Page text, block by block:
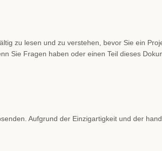
zu lesen und zu verstehen, bevor Sie ein
Sie Fragen haben oder einen Teil dieses
Aufgrund der Einzigartigkeit und der